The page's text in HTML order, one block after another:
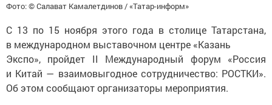
Фото: © Салават Камалетдинов / «Татар-информ»
С 13 по 15 ноября этого года в столице Татарстана,
в международном выставочном центре «Казань
Экспо», пройдет II Международный форум «Россия
и Китай — взаимовыгодное сотрудничество: РОСТКИ».
Об этом сообщают организаторы мероприятия.